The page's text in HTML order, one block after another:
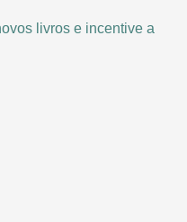
livros e incentive a